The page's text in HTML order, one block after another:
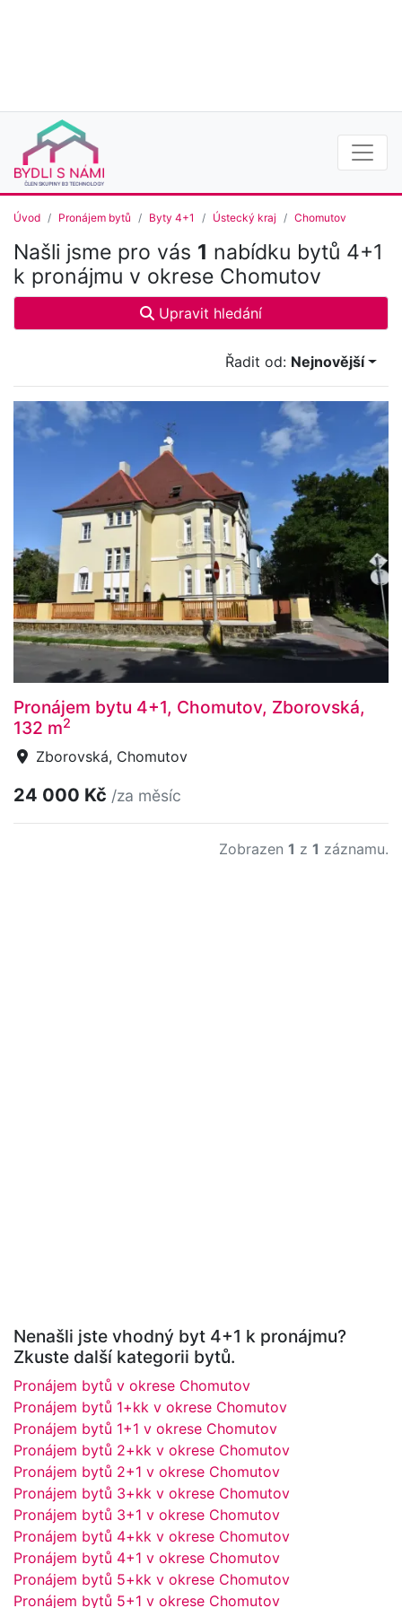
Úvod Pronájem bytů Byty 4+1 Ústecký kraj Chomutov
Našli jsme pro vás 1 nabídku bytů 4+1
k pronájmu v okrese Chomutov
Upravit hledání
Řadit od: Nejnovější
Pronájem bytu 4+1, Chomutov, Zborovská,
132 m2
Zborovská, Chomutov
24 000 Kč /za měsíc
Zobrazen 1 z 1 záznamu.
Nenašli jste vhodný byt 4+1 k pronájmu?
Zkuste další kategorii bytů.
Pronájem bytů v okrese Chomutov
Pronájem bytů 1+kk v okrese Chomutov
Pronájem bytů 1+1 v okrese Chomutov
Pronájem bytů 2+kk v okrese Chomutov
Pronájem bytů 2+1 v okrese Chomutov
Pronájem bytů 3+kk v okrese Chomutov
Pronájem bytů 3+1 v okrese Chomutov
Pronájem bytů 4+kk v okrese Chomutov
Pronájem bytů 4+1 v okrese Chomutov
Pronájem bytů 5+kk v okrese Chomutov
Pronájem bytů 5+1 v okrese Chomutov